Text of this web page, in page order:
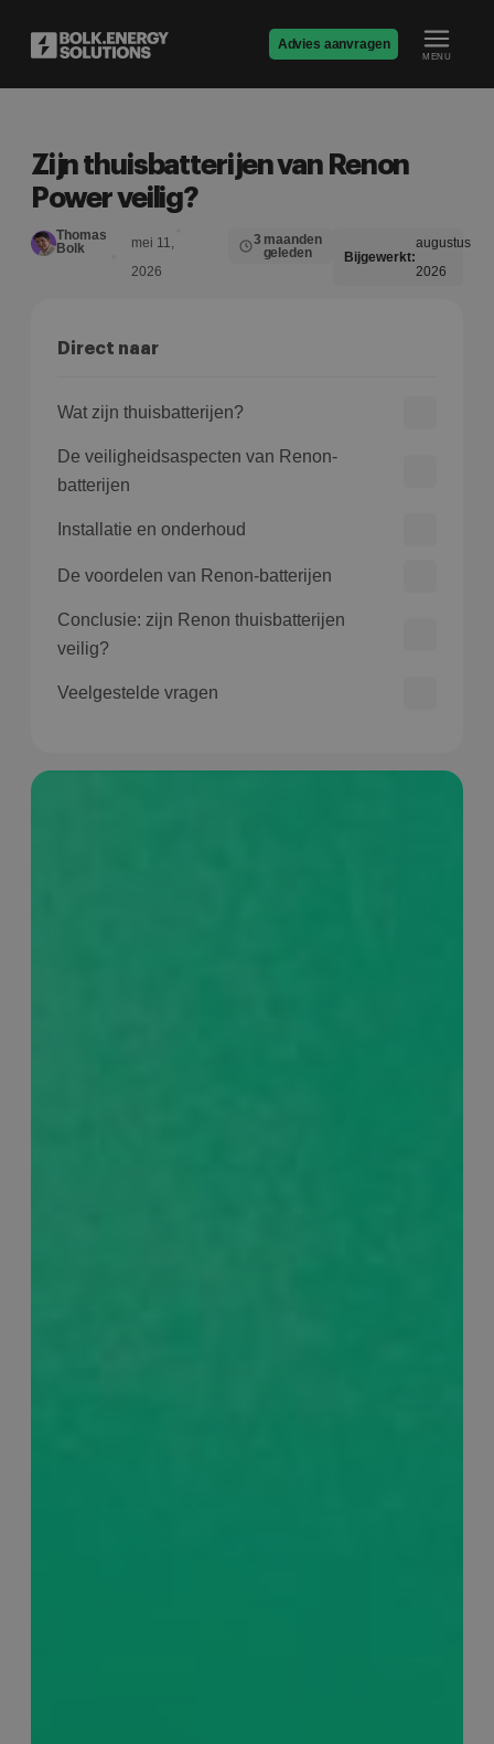
Advies aanvragen
MENU
Zijn thuisbatterijen van Renon
Power veilig?
Thomas
Bolk
mei 11,
2026
3 maanden
geleden
Bijgewerkt:
augustus
2026
Direct naar
Wat zijn thuisbatterijen?
De veiligheidsaspecten van Renon-
batterijen
Installatie en onderhoud
De voordelen van Renon-batterijen
Conclusie: zijn Renon thuisbatterijen
veilig?
Veelgestelde vragen